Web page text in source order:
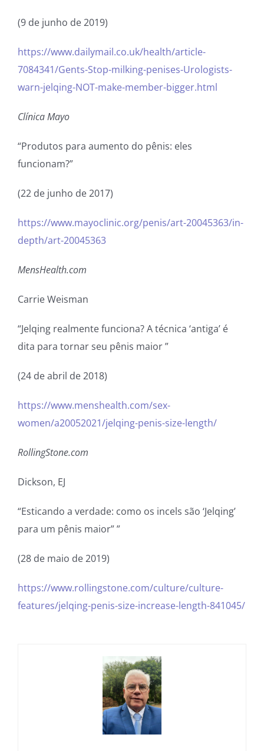
(9 de junho de 2019)
https://www.dailymail.co.uk/health/article-
7084341/Gents-Stop-milking-penises-Urologists-
warn-jelqing-NOT-make-member-bigger.html
Clínica Mayo
“Produtos para aumento do pênis: eles
funcionam?”
(22 de junho de 2017)
https://www.mayoclinic.org/penis/art-20045363/in-
depth/art-20045363
MensHealth.com
Carrie Weisman
“Jelqing realmente funciona? A técnica ‘antiga’ é
dita para tornar seu pênis maior ”
(24 de abril de 2018)
https://www.menshealth.com/sex-
women/a20052021/jelqing-penis-size-length/
RollingStone.com
Dickson, EJ
“Esticando a verdade: como os incels são ‘Jelqing’
para um pênis maior” ”
(28 de maio de 2019)
https://www.rollingstone.com/culture/culture-
features/jelqing-penis-size-increase-length-841045/